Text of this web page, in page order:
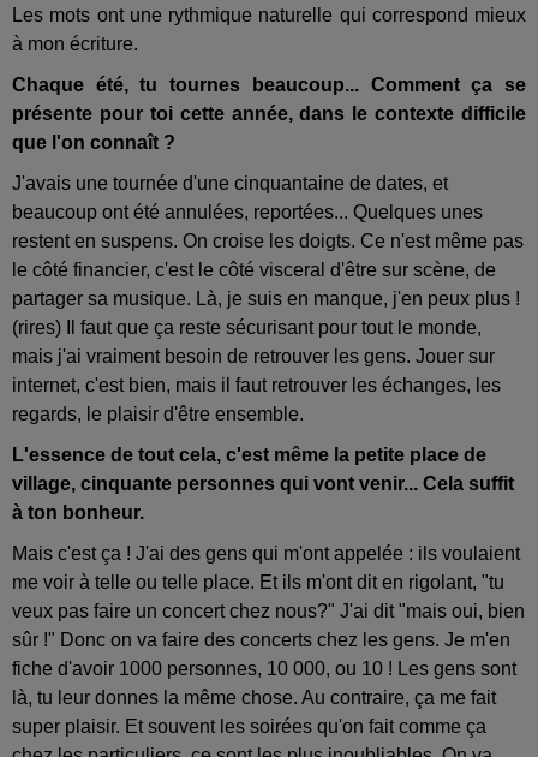
Les mots ont une rythmique naturelle qui correspond mieux
à mon écriture.
Chaque été, tu tournes beaucoup... Comment ça se
présente pour toi cette année, dans le contexte difficile
que l'on connaît ?
J'avais une tournée d'une cinquantaine de dates, et
beaucoup ont été annulées, reportées... Quelques unes
restent en suspens. On croise les doigts. Ce n'est même pas
le côté financier, c'est le côté visceral d'être sur scène, de
partager sa musique. Là, je suis en manque, j'en peux plus !
(rires) Il faut que ça reste sécurisant pour tout le monde,
mais j'ai vraiment besoin de retrouver les gens. Jouer sur
internet, c'est bien, mais il faut retrouver les échanges, les
regards, le plaisir d'être ensemble.
L'essence de tout cela, c'est même la petite place de
village, cinquante personnes qui vont venir... Cela suffit
à ton bonheur.
Mais c'est ça ! J'ai des gens qui m'ont appelée : ils voulaient
me voir à telle ou telle place. Et ils m'ont dit en rigolant, "tu
veux pas faire un concert chez nous?" J'ai dit "mais oui, bien
sûr !" Donc on va faire des concerts chez les gens. Je m'en
fiche d'avoir 1000 personnes, 10 000, ou 10 ! Les gens sont
là, tu leur donnes la même chose. Au contraire, ça me fait
super plaisir. Et souvent les soirées qu'on fait comme ça